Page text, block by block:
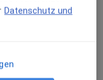
Datenschutz und